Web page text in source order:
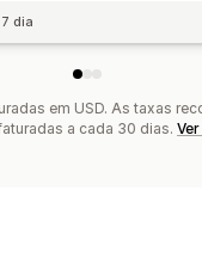
dia
em USD. As taxas
a cada 30 dias.